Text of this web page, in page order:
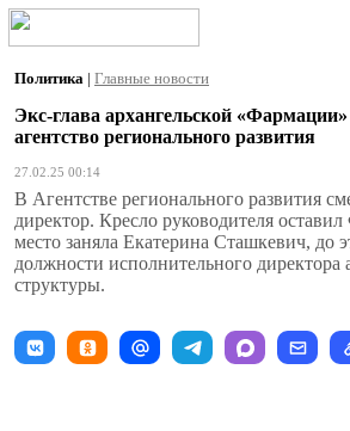
Политика | Главные новости
Экс-глава архангельской «Фармации»
агентство регионального развития
27.02.25 00:14
В Агентстве регионального развития
директор. Кресло руководителя
место заняла Екатерина Сташкевич, до
должности исполнительного директора
структуры.